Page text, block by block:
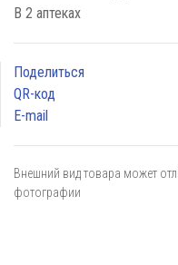
В 2 аптеках
Поделиться
QR-код
E-mail
Внешний вид товара может
фотографии